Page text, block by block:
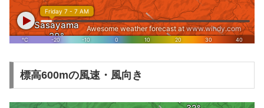
標高600mの風速・風向き